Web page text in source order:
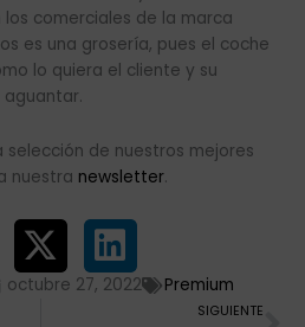
comerciales de la marca
es una grosería, pues el coche
lo quiera el cliente y su
selección de nuestros mejores
nuestra newsletter.
octubre 27, 2022 Premium
SIGUIENTE